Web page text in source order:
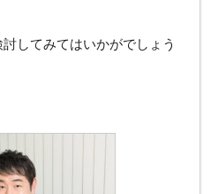
してみてはいかがでしょう